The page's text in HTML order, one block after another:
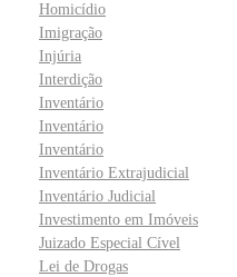
Homicídio
Imigração
Injúria
Interdição
Inventário
Inventário
Inventário
Inventário Extrajudicial
Inventário Judicial
Investimento em Imóveis
Juizado Especial Cível
Lei de Drogas